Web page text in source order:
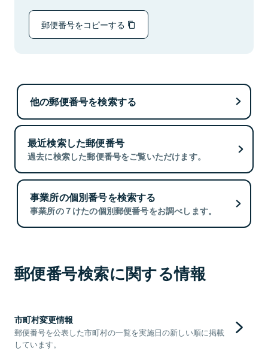
郵便番号をコピーする
他の郵便番号を検索する
最近検索した郵便番号
過去に検索した郵便番号をご覧いただけます。
事業所の個別番号を検索する
事業所の７けたの個別郵便番号をお調べします。
郵便番号検索に関する情報
市町村変更情報
郵便番号を公表した市町村の一覧を実施日の新しい順に掲載
しています。